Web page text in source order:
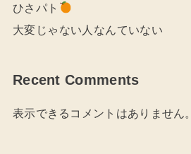
ひさパト
大変じゃない人なんていない
Recent Comments
表示できるコメントはありません。